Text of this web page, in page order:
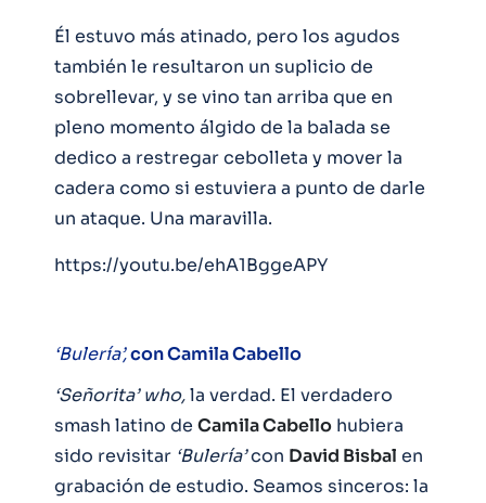
Él estuvo más atinado, pero los agudos
también le resultaron un suplicio de
sobrellevar, y se vino tan arriba que en
pleno momento álgido de la balada se
dedico a restregar cebolleta y mover la
cadera como si estuviera a punto de darle
un ataque. Una maravilla.
https://youtu.be/ehA1BggeAPY
‘Bulería’,con Camila Cabello
‘Señorita’ who,la verdad. El verdadero
smash latino de Camila Cabello hubiera
sido revisitar ‘Bulería’con David Bisbal en
grabación de estudio. Seamos sinceros: la